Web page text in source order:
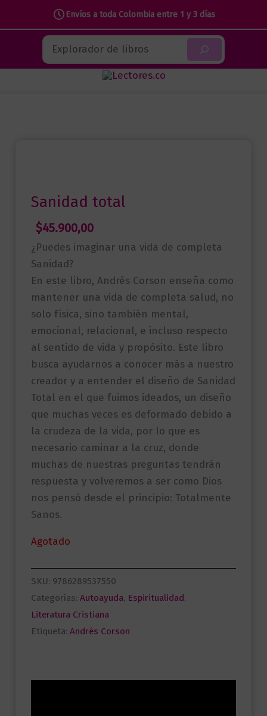
Envíos a toda Colombia entre 1 y 3 días
contenido
Buscar
Sanidad total
$45.900,00
¿Puedes imaginar una vida de completa
Sanidad?
En este libro, Andrés Corson enseña como
mantener una vida de completa salud, no
solo física, sino también mental,
emocional, relacional, e incluso respecto
al sentido de vida y propósito. Este libro
busca ayudarnos a conocer más a nuestro
creador y a entender el diseño de Sanidad
Total en el que fuimos ideados, un diseño
que muchas veces es deformado debido a
la crudeza de la vida, por lo que es
necesario caminar a la cruz, donde
muchas de nuestras preguntas tendrán
respuesta y volveremos a ser como Dios
nos pensó desde el principio: Totalmente
Sanos.
Agotado
SKU: 9786289537550
Categorías: Autoayuda, Espiritualidad,
Literatura Cristiana
Etiqueta: Andrés Corson